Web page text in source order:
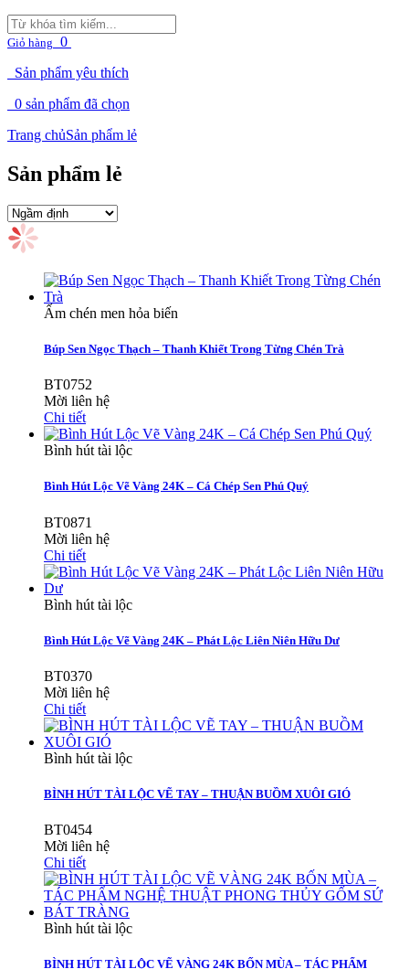
Giỏ hàng 0
Sản phẩm yêu thích
0 sản phẩm đã chọn
Trang chủSản phẩm lẻ
Sản phẩm lẻ
Ấm chén men hỏa biến
Búp Sen Ngọc Thạch – Thanh Khiết Trong Từng Chén Trà
BT0752
Mời liên hệ
Chi tiết
Bình hút tài lộc
Bình Hút Lộc Vẽ Vàng 24K – Cá Chép Sen Phú Quý
BT0871
Mời liên hệ
Chi tiết
Bình hút tài lộc
Bình Hút Lộc Vẽ Vàng 24K – Phát Lộc Liên Niên Hữu Dư
BT0370
Mời liên hệ
Chi tiết
Bình hút tài lộc
BÌNH HÚT TÀI LỘC VẼ TAY – THUẬN BUỒM XUÔI GIÓ
BT0454
Mời liên hệ
Chi tiết
Bình hút tài lộc
BÌNH HÚT TÀI LỘC VẼ VÀNG 24K BỐN MÙA – TÁC PHẨM